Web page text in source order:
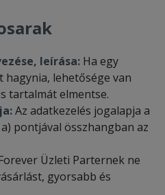
leírása: Ha egy
lehetősége van
tartalmát elmentse.
Az adatkezelés jogalapja a
a) pontjával összhangban az
Üzleti Parternek ne
gyorsabb és